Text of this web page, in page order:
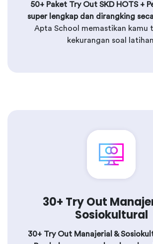
50+ Paket Try Out SKD HOTS +
super lengkap dan dirangking
Apta School memastikan kamu
kekurangan soal
30+ Try Out
Sosiokultural
30+ Try Out Manajerial &